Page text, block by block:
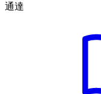
通達